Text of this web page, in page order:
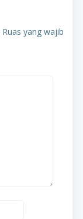
Ruas yang wajib